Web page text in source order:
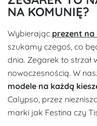
NA KOMUNIĘ?
Wybierając prezent na
szukamy czegoś, co
dnia. Zegarek to strzał
nowoczesnością. W
modele na każdą
Calypso, przez
marki jak Festina czy